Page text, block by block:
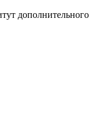
дополнительного